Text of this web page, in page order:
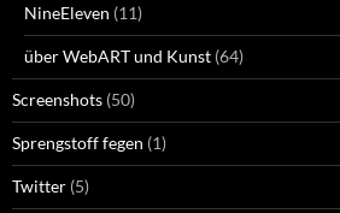
NineEleven (11)
über WebART und Kunst (64)
Screenshots (50)
Sprengstoff fegen (1)
Twitter (5)